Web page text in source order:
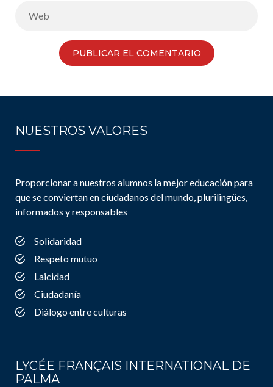
NUESTROS VALORES
Proporcionar a nuestros alumnos la mejor educación para
que se conviertan en ciudadanos del mundo, plurilingües,
informados y responsables
Solidaridad
Respeto mutuo
Laicidad
Ciudadanía
Diálogo entre culturas
LYCÉE FRANÇAIS INTERNATIONAL DE
PALMA